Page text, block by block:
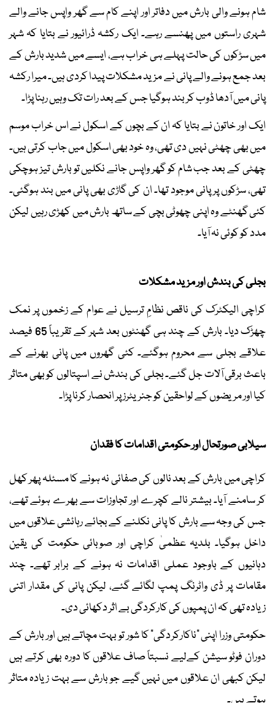
شام ہونے والی بارش میں دفاتر اور اپنے کام سے گھر واپس جانے والے
شہری راستوں میں پھنسے رہے۔ ایک رکشہ ڈرائیور نے بتایا کہ شہر
میں سڑکوں کی حالت پہلے ہی خراب ہے، ایسے میں شدید بارش کے
بعد جمع ہونے والے پانی نے مزید مشکلات پیدا کردی ہیں۔ میرا رکشہ
پانی میں آدھا ڈوب کر بند ہوگیا جس کے بعد رات تک وہیں رہنا پڑا۔
ایک اور خاتون نے بتایا کہ ان کے بچوں کے اسکول نے اس خراب موسم
میں بھی چھٹی نہیں دی تھی، وہ خود بھی اسکول میں جاب کرتی ہیں۔
چھٹی کے بعد جب شام کو گھر واپس جانے نکلیں تو بارش تیز ہوچکی
تھی، سڑکوں پر پانی موجود تھا۔ ان کی گاڑی بھی پانی میں بند ہوگئی۔
کئی گھنٹے وہ اپنی چھوٹی بچی کے ساتھ بارش میں کھڑی رہیں لیکن
مدد کو کوئی نہ آیا۔
بجلی کی بندش اور مزید مشکلات
کراچی الیکٹرک کی ناقص نظامِ ترسیل نے عوام کے زخموں پر نمک
چھڑک دیا۔ بارش کے چند ہی گھنٹوں بعد شہر کے تقریباً 65 فیصد
علاقے بجلی سے محروم ہوگئے۔ کئی گھروں میں پانی بھرنے کے
باعث برقی آلات جل گئے۔ بجلی کی بندش نے اسپتالوں کو بھی متاثر
کیا اور مریضوں کے لواحقین کو جنریٹرز پر انحصار کرنا پڑا۔
سیلابی صورتحال اور حکومتی اقدامات کا فقدان
کراچی میں بارش کے بعد نالوں کی صفائی نہ ہونے کا مسئلہ پھر کھل
کر سامنے آیا۔ بیشتر نالے کچرے اور تجاوزات سے بھرے ہوئے تھے،
جس کی وجہ سے بارش کا پانی نکلنے کے بجائے رہائشی علاقوں میں
داخل ہوگیا۔ بلدیہ عظمیٰ کراچی اور صوبائی حکومت کی یقین
دہانیوں کے باوجود عملی اقدامات نہ ہونے کے برابر تھے۔ چند
مقامات پر ڈی واٹرنگ پمپ لگائے گئے، لیکن پانی کی مقدار اتنی
زیادہ تھی کہ ان پمپوں کی کارکردگی بے اثر دکھائی دی۔
حکومتی وزرا اپنی "ناکارکردگی" کا شور تو بہت مچاتے ہیں اور بارش کے
دوران فوٹو سیشن کےلیے نسبتاً صاف علاقوں کا دورہ بھی کرتے ہیں
لیکن کبھی ان علاقوں میں نہیں گیے جو بارش سے بہت زیادہ متاثر